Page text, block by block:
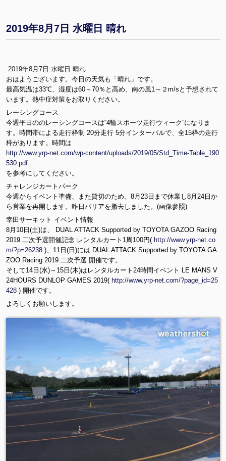
n
Oi
5
s
ut
R
3
4
A
_
8
q
P
M
k
a
Cl
vj
OI
Z
);"
2019年8月7日 水曜日 晴れ
2019年8月7日 水曜日 晴れ
おはようございます。今日の天気も「晴れ」です。
最高気温は33℃、湿度は60～70％と高め、南の風1～２m/sと予想されて
います。熱中症対策をお取りください。
レーシングコース
今週平日ののレーシングコースは“4輪スポーツ走行ウィーク”になりま
す。時間帯による走行枠制 20分走行 5分インターバルで、全15枠の走行
枠があります。時間は
http://www.yrp-net.com/wp-content/uploads/2019/05/Std_Time-Table_190
530.pdf
を参考にしてください。
チャレンジカートパーク
今週からイベント準備、また貸切のため、8月23日まで休業し8月24日か
ら営業を再開します。昨日バリアを撤去しました。(画像参照)
幸田サーキット イベント情報
8月10日(土)は、 DUAL ATTACK Supported by TOYOTA GAZOO Racing
2019 二次予選開催記念 レンタルカート1周100円( http://www.yrp-net.co
m/?p=26238 )、11日(日)には DUAL ATTACK Supported by TOYOTA GA
ZOO Racing 2019 二次予選 開催です。
そして14日(水)～15日(木)はレンタルカート24時間イベント LE MANS V
24HOURS DUNLOP GAMES 2019( http://www.yrp-net.com/?page_id=25
428 ) 開催です。
よろしくお願いします。